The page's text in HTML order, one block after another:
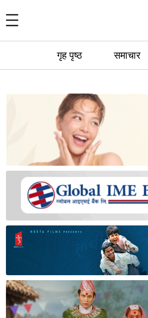
गृह पृष्ठ समाचार